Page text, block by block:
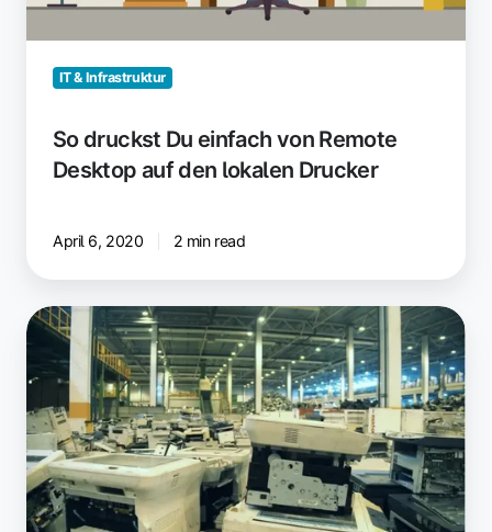
lokalen
Drucker
IT & Infrastruktur
So druckst Du einfach von Remote
Desktop auf den lokalen Drucker
April 6, 2020 2 min read
Alter
Drucker
im
Büro?
Rette
ihn
mit
unserem